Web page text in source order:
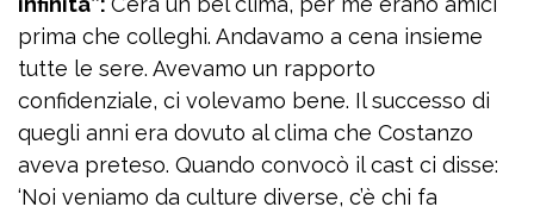
prima che colleghi. Andavamo a cena insieme
tutte le sere. Avevamo un rapporto
confidenziale, ci volevamo bene. Il successo di
quegli anni era dovuto al clima che Costanzo
aveva preteso. Quando convocò il cast ci disse:
‘Noi veniamo da culture diverse, c’è chi fa